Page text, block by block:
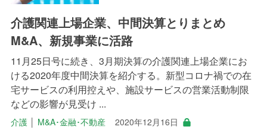
介護関連上場企業、中間決算とりまとめ
M&A、新規事業に活路
11月25日号に続き、3月期決算の介護関連上場企業にお
ける2020年度中間決算を紹介する。新型コロナ禍での在
宅サービスの利用控えや、施設サービスの営業活動制限
などの影響が見受け ...
介護│ M&A･金融･不動産 2020年12月16日